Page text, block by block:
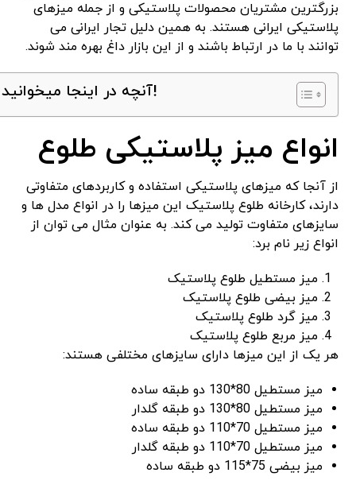
بزرگترین مشتریان محصولات پلاستیکی و از جمله میزهای
پلاستیکی ایرانی هستند. به همین دلیل تجار ایرانی می
توانند با ما در ارتباط باشند و از این بازار داغ بهره مند شوند.
آنچه در اینجا میخوانید!
انواع میز پلاستیکی طلوع
از آنجا که میزهای پلاستیکی استفاده و کاربردهای متفاوتی
دارند، کارخانه طلوع پلاستیک این میزها را در انواع مدل ها و
سایزهای متفاوت تولید می کند. به عنوان مثال می توان از
انواع زیر نام برد:
میز مستطیل طلوع پلاستیک
میز بیضی طلوع پلاستیک
میز گرد طلوع پلاستیک
میز مربع طلوع پلاستیک
هر یک از این میزها دارای سایزهای مختلفی هستند:
میز مستطیل 80*130 دو طبقه ساده
میز مستطیل 80*130 دو طبقه گلدار
میز مستطیل 70*110 دو طبقه ساده
میز مستطیل 70*110 دو طبقه گلدار
میز بیضی 75*115 دو طبقه ساده